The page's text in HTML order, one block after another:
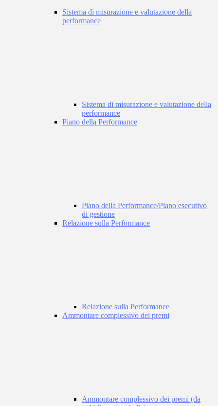
Sistema di misurazione e valutazione della
performance
Sistema di misurazione e valutazione della
performance
Piano della Performance
Piano della Performance/Piano esecutivo
di gestione
Relazione sulla Performance
Relazione sulla Performance
Ammontare complessivo dei premi
Ammontare complessivo dei premi (da